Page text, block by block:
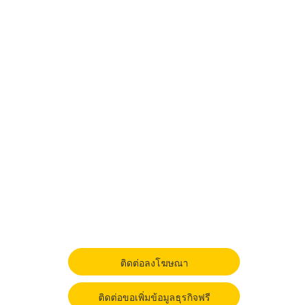
ติดต่อลงโฆษณา
ติดต่อขอเพิ่มข้อมูลธุรกิจฟรี